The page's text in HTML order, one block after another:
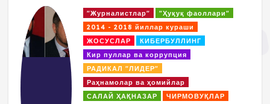
"Журналистлар"
"Ҳуқуқ фаоллари"
2014 - 2018 йиллар кураши
ЖОСУСЛАР
КИБЕРБУЛЛИНГ
Кир пуллар ва коррупция
РАДИКАЛ "ЛИДЕР"
Раҳнамолар ва ҳомийлар
САЛАЙ ҲАҚНАЗАР
ЧИРМОВУҚЛАР